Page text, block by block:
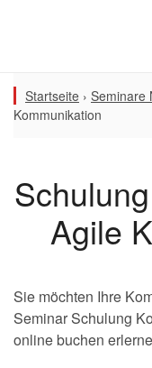
Startseite › Seminare
Kommunikation
Agile
Sie möchten Ihre
Seminar Schulung
online buchen